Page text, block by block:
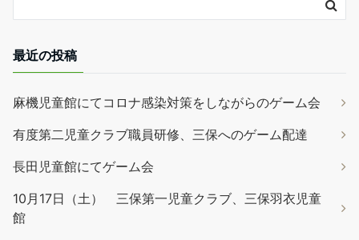
最近の投稿
麻機児童館にてコロナ感染対策をしながらのゲーム会
有度第二児童クラブ職員研修、三保へのゲーム配達
長田児童館にてゲーム会
10月17日（土） 三保第一児童クラブ、三保羽衣児童
館